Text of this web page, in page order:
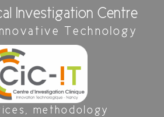
Investigation Centre
Technology
methodology